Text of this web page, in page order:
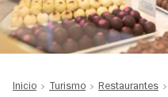
Inicio Turismo Restaurantes